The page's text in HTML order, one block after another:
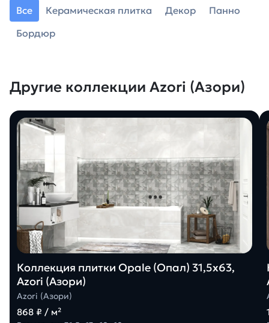
Все Керамическая плитка Декор
Панно
Бордюр
Другие коллекции Azori (Азори)
Коллекция плитки Opale (Опал) 31,5х63,
Azori (Азори)
Azori (Азори)
868 ₽ / м²